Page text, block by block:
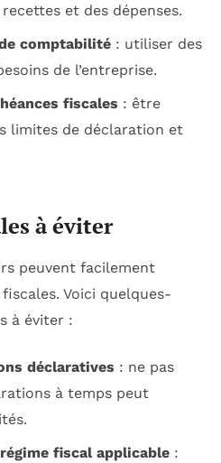
et des dépenses.
comptabilité: utiliser des
de l’entreprise.
fiscales : être
limites de déclaration et
à éviter
peuvent facilement
Voici quelques-
à éviter :
déclaratives : ne pas
à temps peut
fiscal applicable: